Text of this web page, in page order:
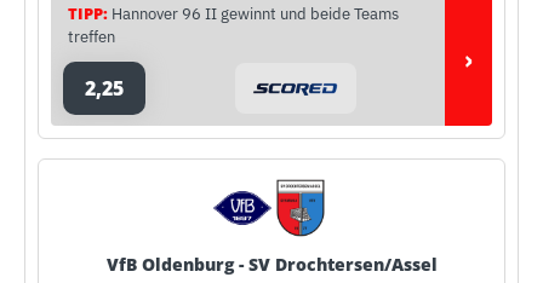
TIPP: Hannover 96 II gewinnt und beide Teams
treffen
2,25
›
VfB Oldenburg - SV Drochtersen/Assel